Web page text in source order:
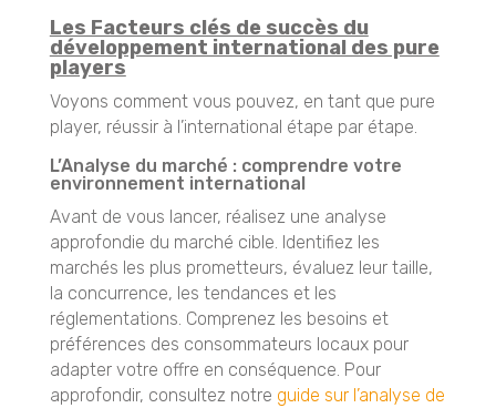
Les Facteurs clés de succès du
développement international des pure
players
Voyons comment vous pouvez, en tant que pure
player, réussir à l’international étape par étape.
L’Analyse du marché : comprendre votre
environnement international
Avant de vous lancer, réalisez une analyse
approfondie du marché cible. Identifiez les
marchés les plus prometteurs, évaluez leur taille,
la concurrence, les tendances et les
réglementations. Comprenez les besoins et
préférences des consommateurs locaux pour
adapter votre offre en conséquence. Pour
approfondir, consultez notre guide sur l’analyse de